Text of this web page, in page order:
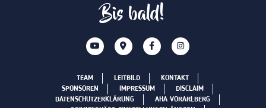
Bis bald!
TEAM LEITBILD
KONTAKT
SPONSOREN
IMPRESSUM
DISCLAIM
DATENSCHUTZERKLÄRUNG
AHA VORARLBERG